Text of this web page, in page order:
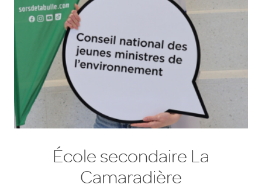
École secondaire La
Camaradière